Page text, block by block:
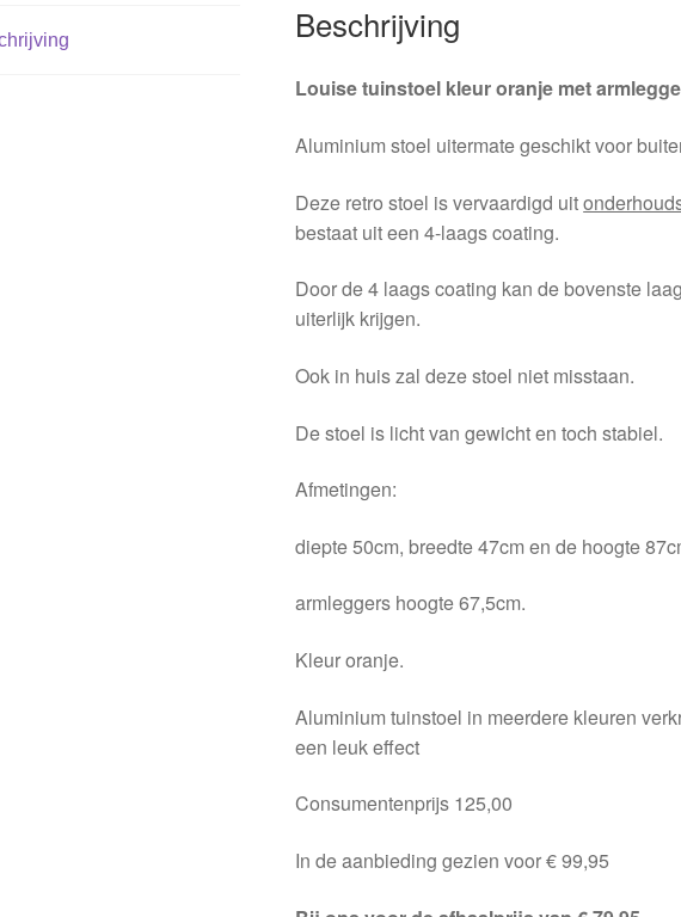
Beschrijving
Louise tuinstoel kleur oranje met
Aluminium stoel uitermate geschikt voor
Deze retro stoel is vervaardigd uit
bestaat uit een 4-laags coating.
Door de 4 laags coating kan de bovenste
uiterlijk krijgen.
Ook in huis zal deze stoel niet misstaan.
De stoel is licht van gewicht en toch stabiel.
Afmetingen:
diepte 50cm, breedte 47cm en de hoogte
armleggers hoogte 67,5cm.
Kleur oranje.
Aluminium tuinstoel in meerdere kleuren
een leuk effect
Consumentenprijs 125,00
In de aanbieding gezien voor € 99,95